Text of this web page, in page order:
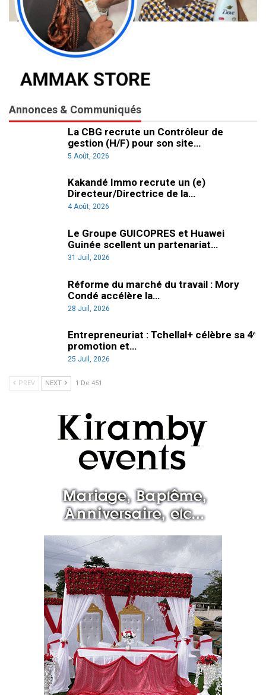
Annonces & Communiqués
La CBG recrute un Contrôleur de
gestion (H/F) pour son site…
5 Août, 2026
Kakandé Immo recrute un (e)
Directeur/Directrice de la…
4 Août, 2026
Le Groupe GUICOPRES et Huawei
Guinée scellent un partenariat…
31 Juil, 2026
Réforme du marché du travail : Mory
Condé accélère la…
28 Juil, 2026
Entrepreneuriat : Tchellal+ célèbre sa 4ᵉ
promotion et…
25 Juil, 2026
PREV NEXT 1 De 451